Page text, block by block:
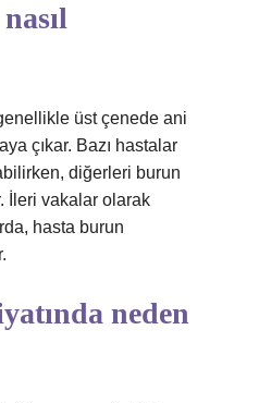
üst çenede ani
çıkar. Bazı hastalar
diğerleri burun
İleri vakalar olarak
hasta burun
neden